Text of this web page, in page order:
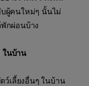
บผู้คนใหม่ๆ นั้นไม่
กผ่อนบ้าง
ในบ้าน
เลี้ยงอื่นๆ ในบ้าน